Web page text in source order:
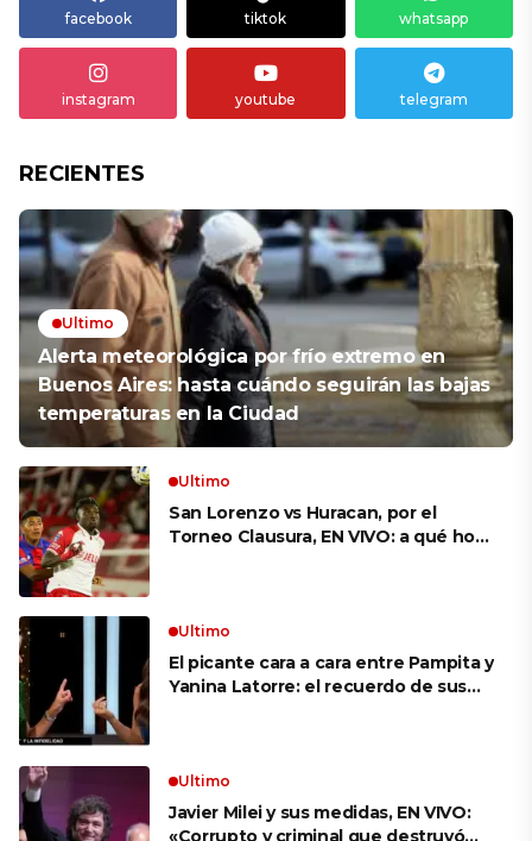
facebook tiktok whatsapp
instagram youtube telegram
RECIENTES
Ultimo
Alerta meteorológica por frío extremo en
Buenos Aires: hasta cuándo seguirán las bajas
temperaturas en la Ciudad
Ultimo
San Lorenzo vs Huracan, por el
Torneo Clausura, EN VIVO: a qué hora
Ultimo
El picante cara a cara entre Pampita y
Yanina Latorre: el recuerdo de sus
Ultimo
Javier Milei y sus medidas, EN VIVO:
«Corrupto y criminal que destruyó